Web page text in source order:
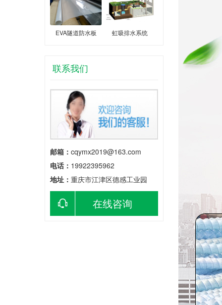
EVA隧道防水板 虹吸排水系统
联系我们
邮箱： cqymx2019@163.com
电话： 19922395962
地址： 重庆市江津区德感工业园
在线咨询